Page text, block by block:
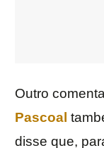
Outro
Pascoal
disse que,